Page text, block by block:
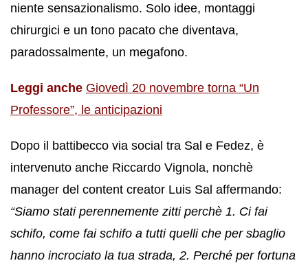
niente sensazionalismo. Solo idee, montaggi
chirurgici e un tono pacato che diventava,
paradossalmente, un megafono.
Leggi anche Giovedì 20 novembre torna “Un
Professore”, le anticipazioni
Dopo il battibecco via social tra Sal e Fedez, è
intervenuto anche Riccardo Vignola, nonchè
manager del content creator Luis Sal affermando:
“Siamo stati perennemente zitti perchè 1. Ci fai
schifo, come fai schifo a tutti quelli che per sbaglio
hanno incrociato la tua strada, 2. Perché per fortuna